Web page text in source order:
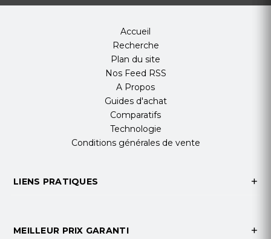
Accueil
Recherche
Plan du site
Nos Feed RSS
A Propos
Guides d'achat
Comparatifs
Technologie
Conditions générales de vente
LIENS PRATIQUES
MEILLEUR PRIX GARANTI